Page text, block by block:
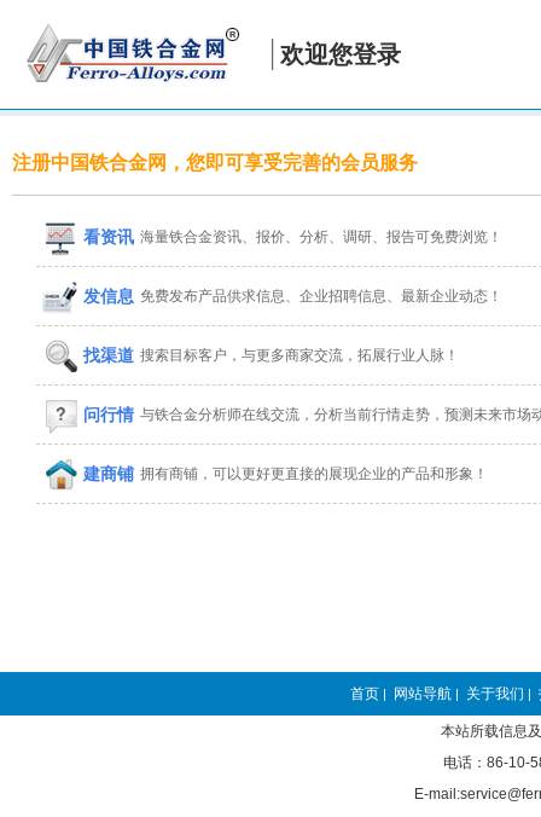
欢迎您登录
注册中国铁合金网，您即可享受完善的会员服务
看资讯 海量铁合金资讯、报价、分析、调研、报告可免费浏览！
发信息 免费发布产品供求信息、企业招聘信息、最新企业动态！
找渠道 搜索目标客户，与更多商家交流，拓展行业人脉！
问行情 与铁合金分析师在线交流，分析当前行情走势，预测未来市场
建商铺 拥有商铺，可以更好更直接的展现企业的产品和形象！
首页 | 网站导航 | 关于我们 |
本站所载信息
电话：86-10-
E-